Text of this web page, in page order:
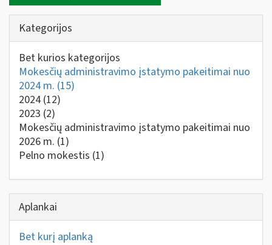
Kategorijos
Bet kurios kategorijos
Mokesčių administravimo įstatymo pakeitimai nuo
2024 m. (15)
2024 (12)
2023 (2)
Mokesčių administravimo įstatymo pakeitimai nuo
2026 m. (1)
Pelno mokestis (1)
Aplankai
Bet kurį aplanką